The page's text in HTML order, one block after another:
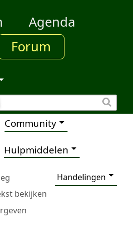
Agenda
Forum
Community
Hulpmiddelen
Handelingen
bekijken